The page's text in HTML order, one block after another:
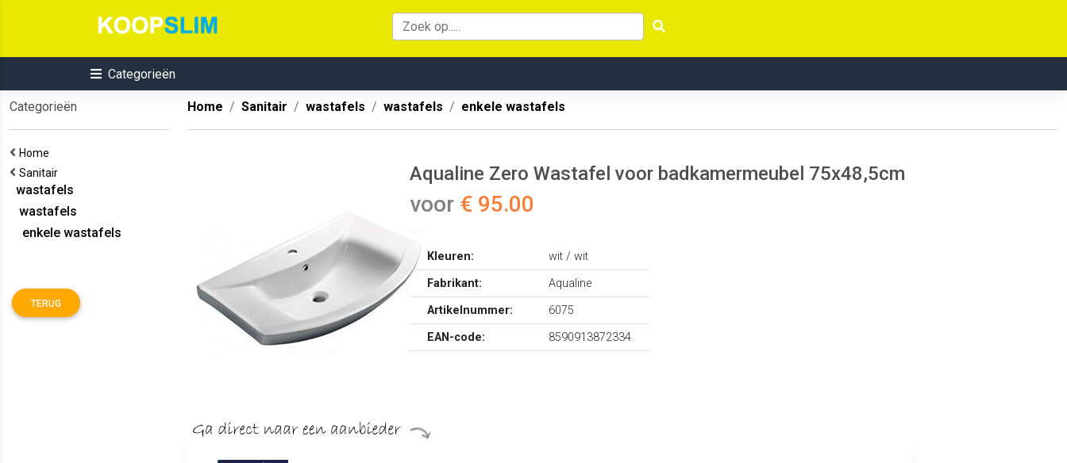
Categorieën
Categorieën
Home
Sanitair
wastafels
wastafels
enkele wastafels
TERUG
Home Sanitair wastafels wastafels enkele wastafels
Aqualine Zero Wastafel voor badkamermeubel 75x48,5cm
voor € 95.00
Kleuren:
wit / wit
Fabrikant:
Aqualine
Artikelnummer:
6075
EAN-code:
8590913872334